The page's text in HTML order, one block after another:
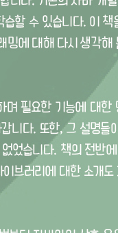
현하기 ...... 300
추상 클래스 301
309